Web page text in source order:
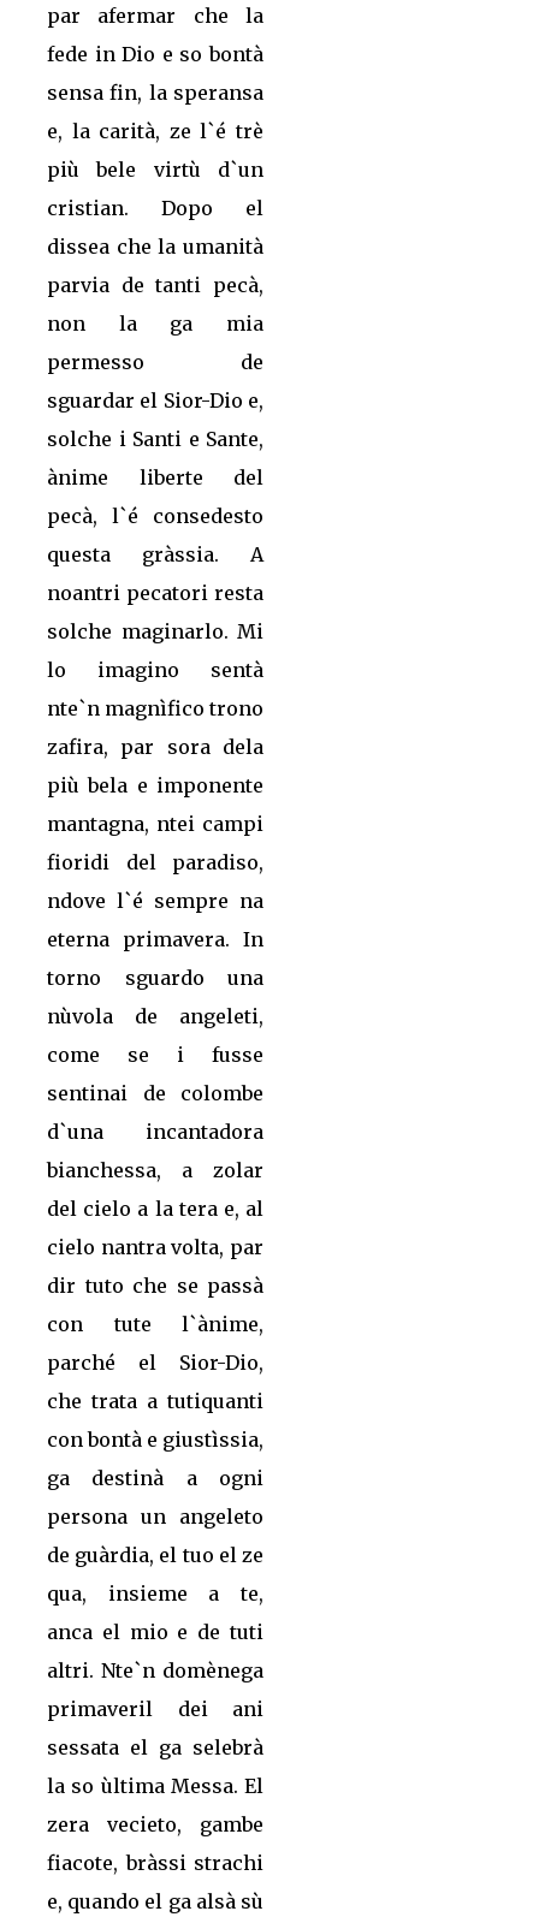
par afermar che la
fede in Dio e so bontà
sensa fin, la speransa
e, la carità, ze l`é trè
più bele virtù d`un
cristian. Dopo el
dissea che la umanità
parvia de tanti pecà,
non la ga mia
permesso de
sguardar el Sior-Dio e,
solche i Santi e Sante,
ànime liberte del
pecà, l`é consedesto
questa gràssia. A
noantri pecatori resta
solche maginarlo. Mi
lo imagino sentà
nte`n magnìfico trono
zafira, par sora dela
più bela e imponente
mantagna, ntei campi
fioridi del paradiso,
ndove l`é sempre na
eterna primavera. In
torno sguardo una
nùvola de angeleti,
come se i fusse
sentinai de colombe
d`una incantadora
bianchessa, a zolar
del cielo a la tera e, al
cielo nantra volta, par
dir tuto che se passà
con tute l`ànime,
parché el Sior-Dio,
che trata a tutiquanti
con bontà e giustìssia,
ga destinà a ogni
persona un angeleto
de guàrdia, el tuo el ze
qua, insieme a te,
anca el mio e de tuti
altri. Nte`n domènega
primaveril dei ani
sessata el ga selebrà
la so ùltima Messa. El
zera vecieto, gambe
fiacote, bràssi strachi
e, quando el ga alsà sù